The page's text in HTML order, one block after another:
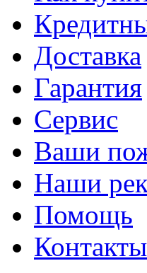
Доставка
Гарантия
Сервис
Ваши
Наши
Помощь
Контакты